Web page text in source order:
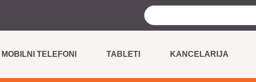
MOBILNI TELEFONI TABLETI KANCELARIJA